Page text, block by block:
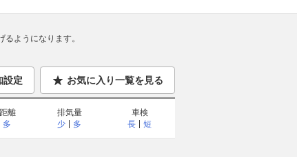
ようになります。
設定 お気に入り一覧を見る
離
多
排気量
少
多
車検
長
短